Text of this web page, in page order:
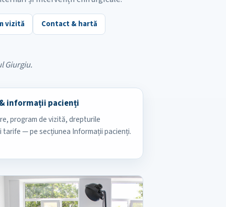
vizită Contact & hartă
Giurgiu.
informații pacienți
program de vizită, drepturile
tarife — pe secțiunea Informații pacienți.